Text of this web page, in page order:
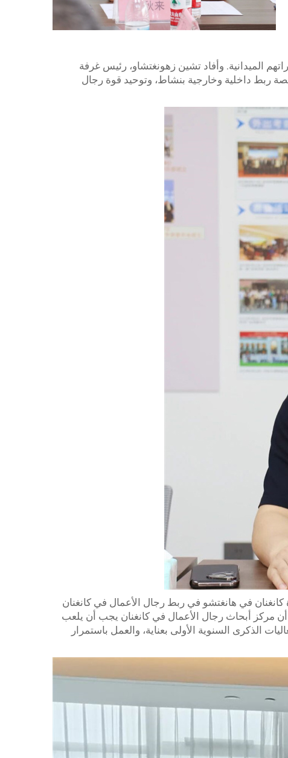
الميدانية. وأفاد تشين زهونغتشاو، رئيس غرفة
ربط داخلية وخارجية بنشاط، وتوحيد قوة رجال
كانغنان في هانغتشو في ربط رجال الأعمال في كانغنان
مركز أبحاث رجال الأعمال في كانغنان يجب أن يلعب
الذكرى السنوية الأولى بعناية، والعمل باستمرار